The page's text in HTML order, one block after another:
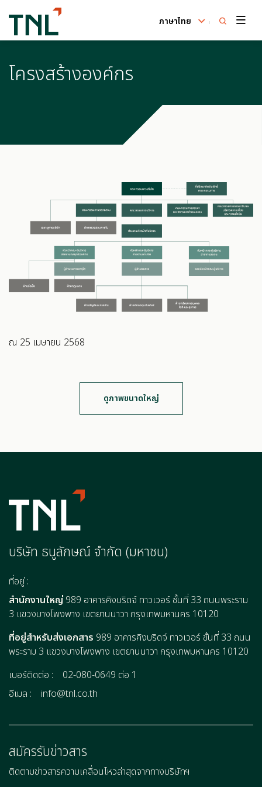
ภาษาไทย
ค้นหาในเว็บไซต์
โครงสร้างองค์กร
ณ 25 เมษายน 2568
ดูภาพขนาดใหญ่
บริษัท ธนูลักษณ์ จำกัด (มหาชน)
ที่อยู่ :
สำนักงานใหญ่ 989 อาคารคิงบริดจ์ ทาวเวอร์ ชั้นที่ 33 ถนนพระราม
3 แขวงบางโพงพาง เขตยานนาวา กรุงเทพมหานคร 10120
ที่อยู่สำหรับส่งเอกสาร 989 อาคารคิงบริดจ์ ทาวเวอร์ ชั้นที่ 33 ถนน
พระราม 3 แขวงบางโพงพาง เขตยานนาวา กรุงเทพมหานคร 10120
เบอร์ติดต่อ :
02-080-0649 ต่อ 1
อีเมล :
info@tnl.co.th
สมัครรับข่าวสาร
ติดตามข่าวสารความเคลื่อนไหวล่าสุดจากทางบริษัทฯ